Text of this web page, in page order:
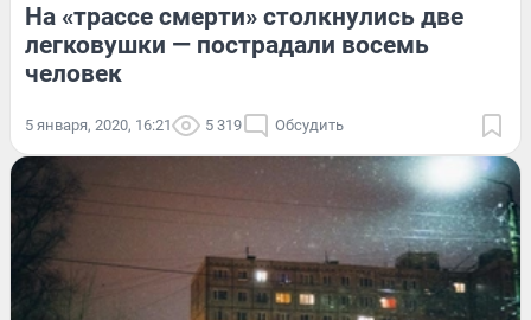
На «трассе смерти» столкнулись две
легковушки — пострадали восемь
человек
5 января, 2020, 16:21 5 319 Обсудить